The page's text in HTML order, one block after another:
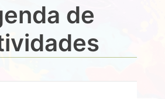
de